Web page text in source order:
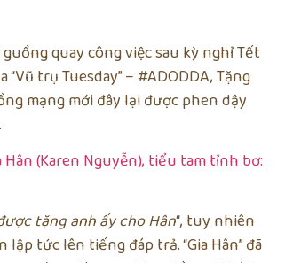
quay công việc sau kỳ nghỉ Tết
trụ Tuesday” – #ADODDA, Tặng
mạng mới đây lại được phen dậy
tặng anh ấy cho Hân“, tuy nhiên
tức lên tiếng đáp trả. “Gia Hân” đã